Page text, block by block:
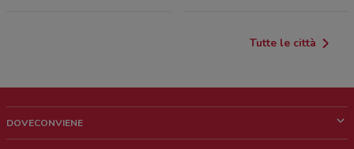
Tutte le città
DOVECONVIENE